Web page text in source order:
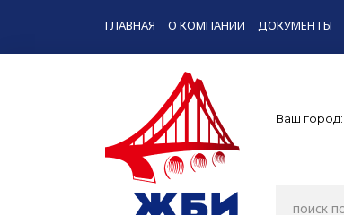
ГЛАВНАЯ О КОМПАНИИ ДОКУМЕНТЫ
Ваш город: